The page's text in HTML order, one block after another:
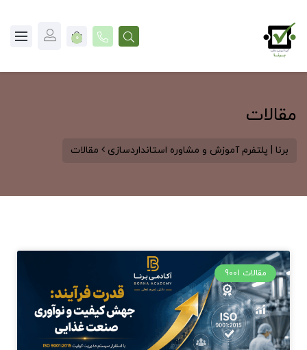
0
مقالات
برنا | پلتفرم آموزش و مشاوره استانداردسازی مقالات
مقالات 9001